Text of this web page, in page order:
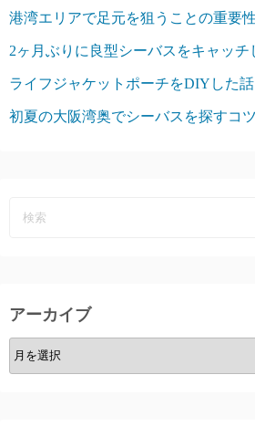
港湾エリアで足元を狙うことの重要
2ヶ月ぶりに良型シーバスをキャッチ
ライフジャケットポーチをDIYした話
初夏の大阪湾奥でシーバスを探すコツ
アーカイブ
ア
ー